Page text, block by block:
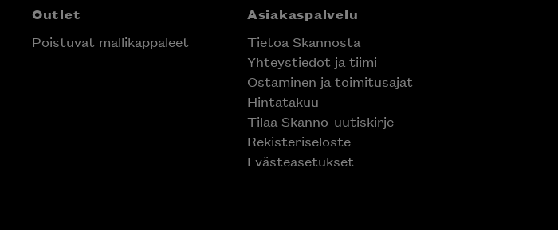
Outlet
Poistuvat mallikappaleet
Asiakaspalvelu
Tietoa Skannosta
Yhteystiedot ja tiimi
Ostaminen ja toimitusajat
Hintatakuu
Tilaa Skanno-uutiskirje
Rekisteriseloste
Evästeasetukset